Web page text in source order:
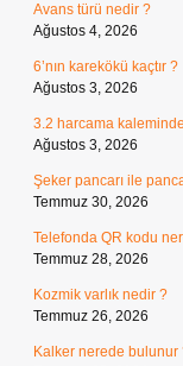
Avans türü nedir ?
Ağustos 4, 2026
6’nın karekökü kaçtır ?
Ağustos 3, 2026
3.2 harcama
Ağustos 3, 2026
Şeker pancarı ile
Temmuz 30, 2026
Telefonda QR kodu
Temmuz 28, 2026
Kozmik varlık nedir ?
Temmuz 26, 2026
Kalker nerede bulunur